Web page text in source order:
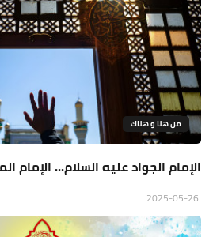
من هنا و هناك
الإمام الجواد عليه السلام... الإمام